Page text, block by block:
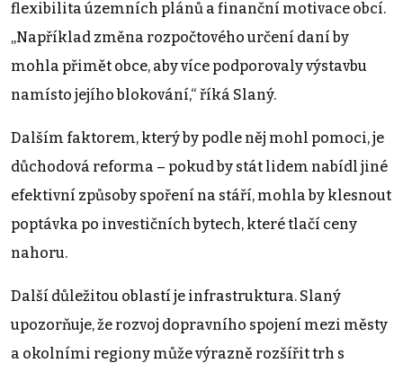
flexibilita územních plánů a finanční motivace obcí.
„Například změna rozpočtového určení daní by
mohla přimět obce, aby více podporovaly výstavbu
namísto jejího blokování,“ říká Slaný.
Dalším faktorem, který by podle něj mohl pomoci, je
důchodová reforma – pokud by stát lidem nabídl jiné
efektivní způsoby spoření na stáří, mohla by klesnout
poptávka po investičních bytech, které tlačí ceny
nahoru.
Další důležitou oblastí je infrastruktura. Slaný
upozorňuje, že rozvoj dopravního spojení mezi městy
a okolními regiony může výrazně rozšířit trh s